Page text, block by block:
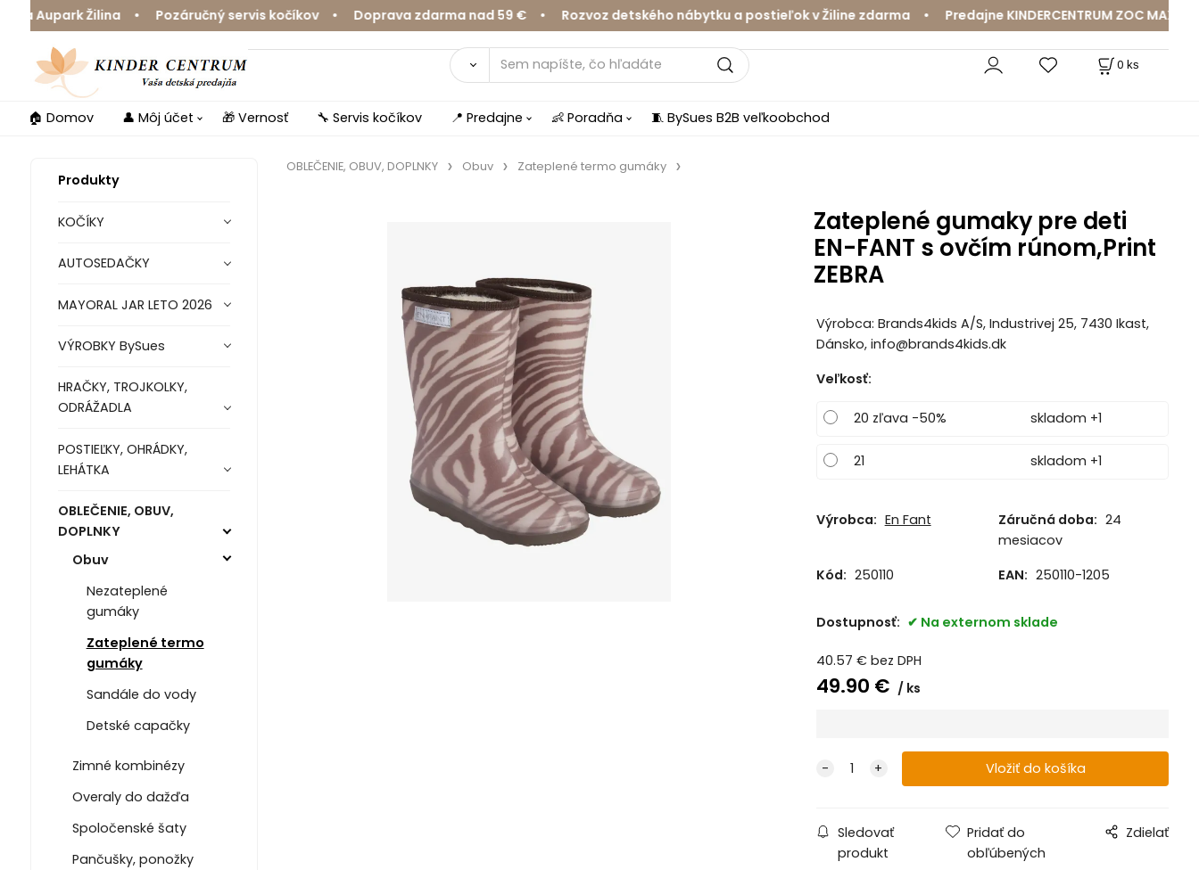
Aupark Žilina • Pozáručný servis kočíkov • Doprava zdarma nad 59 € • Rozvoz detského nábytku a postieľok v Žiline zdarma • Predajne KINDERCENTRUM ZOC MAX a
0 ks
🏠 Domov 👤 Môj účet 🎁 Vernosť 🔧 Servis kočíkov 📍 Predajne 👶 Poradňa 🧵 BySues B2B veľkoobchod
Produkty
KOČÍKY
AUTOSEDAČKY
MAYORAL JAR LETO 2026
VÝROBKY BySues
HRAČKY, TROJKOLKY,
ODRÁŽADLA
POSTIEĽKY, OHRÁDKY,
LEHÁTKA
OBLEČENIE, OBUV,
DOPLNKY
Obuv
Nezateplené
gumáky
Zateplené termo
gumáky
Sandále do vody
Detské capačky
Zimné kombinézy
Overaly do dažďa
Spoločenské šaty
Pančušky, ponožky
OBLEČENIE, OBUV, DOPLNKY Obuv Zateplené termo gumáky
Zateplené gumaky pre deti
EN-FANT s ovčím rúnom,Print
ZEBRA
Výrobca: Brands4kids A/S, Industrivej 25, 7430 Ikast,
Dánsko, info@brands4kids.dk
Veľkosť:
20 zľava -50% skladom +1
21 skladom +1
Výrobca: En Fant Záručná doba: 24
mesiacov
Kód: 250110 EAN: 250110-1205
Dostupnosť: Na externom sklade
40.57 € bez DPH
49.90 € ks
Sledovať
produkt
Pridať do
obľúbených
Zdielať